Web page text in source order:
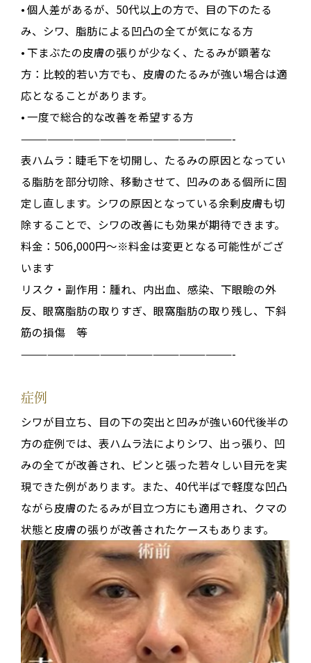
• 個人差があるが、50代以上の方で、目の下のたる
み、シワ、脂肪による凹凸の全てが気になる方
• 下まぶたの皮膚の張りが少なく、たるみが顕著な
方：比較的若い方でも、皮膚のたるみが強い場合は適
応となることがあります。
• 一度で総合的な改善を希望する方
————————————————————————-
表ハムラ：睫毛下を切開し、たるみの原因となってい
る脂肪を部分切除、移動させて、凹みのある個所に固
定し直します。シワの原因となっている余剰皮膚も切
除することで、シワの改善にも効果が期待できます。
料金：506,000円～※料金は変更となる可能性がござ
います
リスク・副作用：腫れ、内出血、感染、下眼瞼の外
反、眼窩脂肪の取りすぎ、眼窩脂肪の取り残し、下斜
筋の損傷 等
————————————————————————-
症例
シワが目立ち、目の下の突出と凹みが強い60代後半の
方の症例では、表ハムラ法によりシワ、出っ張り、凹
みの全てが改善され、ピンと張った若々しい目元を実
現できた例があります。また、40代半ばで軽度な凹凸
ながら皮膚のたるみが目立つ方にも適用され、クマの
状態と皮膚の張りが改善されたケースもあります。